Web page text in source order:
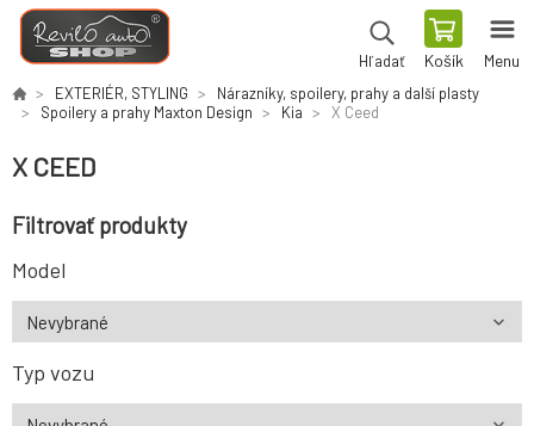
Hľadať Košík Menu
EXTERIÉR, STYLING
Nárazníky, spoilery, prahy a další plasty
Spoilery a prahy Maxton Design
Kia X Ceed
X CEED
Filtrovať produkty
Model
Typ vozu